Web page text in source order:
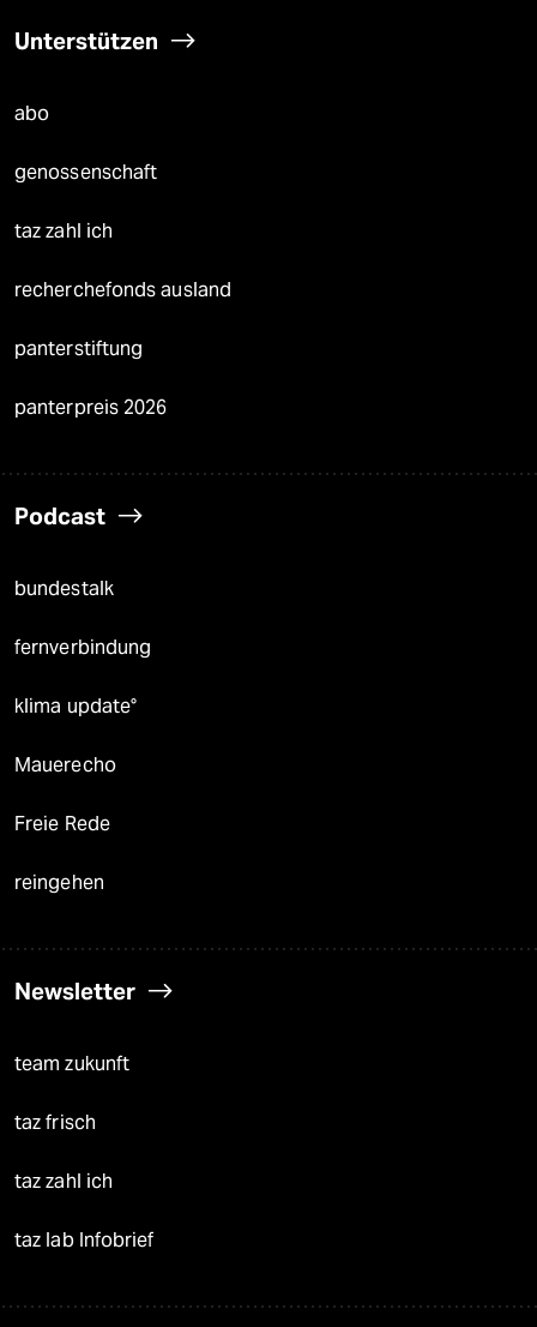
Unterstützen
abo
genossenschaft
taz zahl ich
recherchefonds ausland
panterstiftung
panterpreis 2026
Podcast
bundestalk
fernverbindung
klima update°
Mauerecho
Freie Rede
reingehen
Newsletter
team zukunft
taz frisch
taz zahl ich
taz lab Infobrief